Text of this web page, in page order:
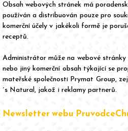
Obsah webových stránek má
používán a distribuován pouze pro
komerční účely v jakékoli formě je
receptů.
Administrátor může na webové
nebo jiný komerční obsah týkající se
mateřské společnosti Prymat Group,
´s Natural, jakož i reklamy partnerů.
Newsletter webu